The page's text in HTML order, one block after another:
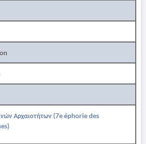
Αρχαιοτήτων (7e éphorie des